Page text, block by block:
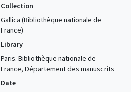
Collection
Gallica (Bibliothèque nationale de
France)
Library
Paris. Bibliothèque nationale de
France, Département des manuscrits
Date